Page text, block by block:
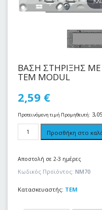
ΒΑΣΗ ΣΤΗΡΙΞΗΣ ΜΕ
ΤΕΜ MODUL
2,59 €
Προτεινόμενη τιμή Προμηθευτή: 3,05
Προσθήκη στο
Αποστολή σε 2-3 ημέρες
Κωδικός Προϊόντος: NM70
Κατασκευαστής: TEM